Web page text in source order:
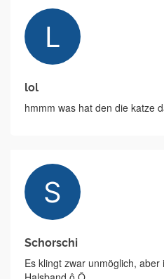
lol
hmmm was hat den die katze
Schorschi
Es klingt zwar unmöglich,